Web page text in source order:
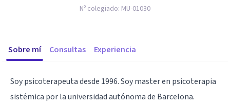
Nº colegiado: MU-01030
Sobre mí Consultas Experiencia
Soy psicoterapeuta desde 1996. Soy master en psicoterapia
sistémica por la universidad autónoma de Barcelona.